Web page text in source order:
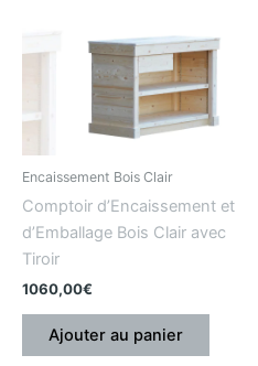
Encaissement Bois Clair
Comptoir d’Encaissement et
d’Emballage Bois Clair avec
Tiroir
1060,00€
Ajouter au panier